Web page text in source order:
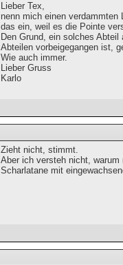
Lieber Tex,
nenn mich einen
das ein, weil es die Pointe
Den Grund, ein solches
Abteilen vorbeigegangen ist,
Wie auch immer.
Lieber Gruss
Karlo
Zieht nicht, stimmt.
Aber ich versteh nicht,
Scharlatane mit